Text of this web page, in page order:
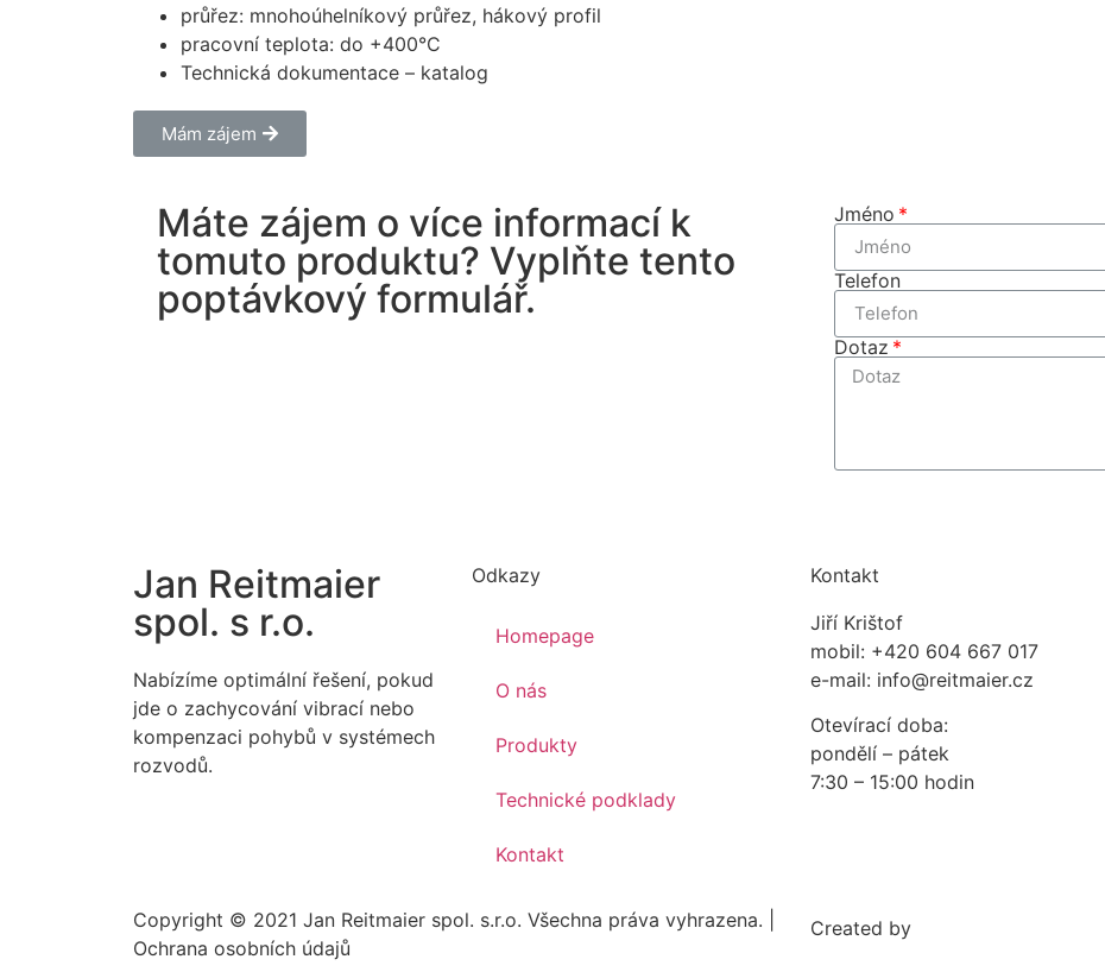
průřez: mnohoúhelníkový průřez, hákový profil
pracovní teplota: do +400°C
Technická dokumentace – katalog
Mám zájem
Máte zájem o více informací k
tomuto produktu? Vyplňte tento
poptávkový formulář.
Jméno
Telefon
Dotaz
Jan Reitmaier
spol. s r.o.
Nabízíme optimální řešení, pokud
jde o zachycování vibrací nebo
kompenzaci pohybů v systémech
rozvodů.
Odkazy
Homepage
O nás
Produkty
Technické podklady
Kontakt
Kontakt
Jiří Krištof
mobil: +420 604 667 017
e-mail: info@reitmaier.cz
Otevírací doba:
pondělí – pátek
7:30 – 15:00 hodin
Copyright © 2021 Jan Reitmaier spol. s.r.o. Všechna práva vyhrazena. |
Ochrana osobních údajů
Created by